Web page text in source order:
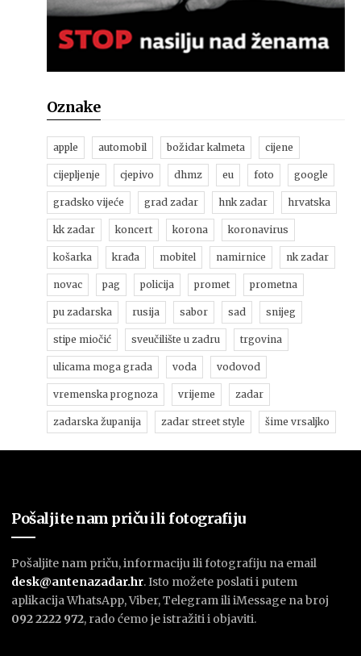
Oznake
apple automobil božidar kalmeta cijene
cijepljenje cjepivo dhmz eu foto google
gradsko vijeće grad zadar hnk zadar hrvatska
kk zadar koncert korona koronavirus
košarka krađa mobitel namirnice nk zadar
novac pag policija promet prometna
pu zadarska rusija sabor sad snijeg
stipe miočić sveučilište u zadru trgovina
ulicama moga grada voda vodovod
vremenska prognoza vrijeme zadar
zadarska županija zadar street style šime vrsaljko
Pošaljite nam priču ili fotografiju
Pošaljite nam priču, informaciju ili fotografiju na email
desk@antenazadar.hr. Isto možete poslati i putem
aplikacija WhatsApp, Viber, Telegram ili iMessage na broj
092 2222 972, rado ćemo je istražiti i objaviti.